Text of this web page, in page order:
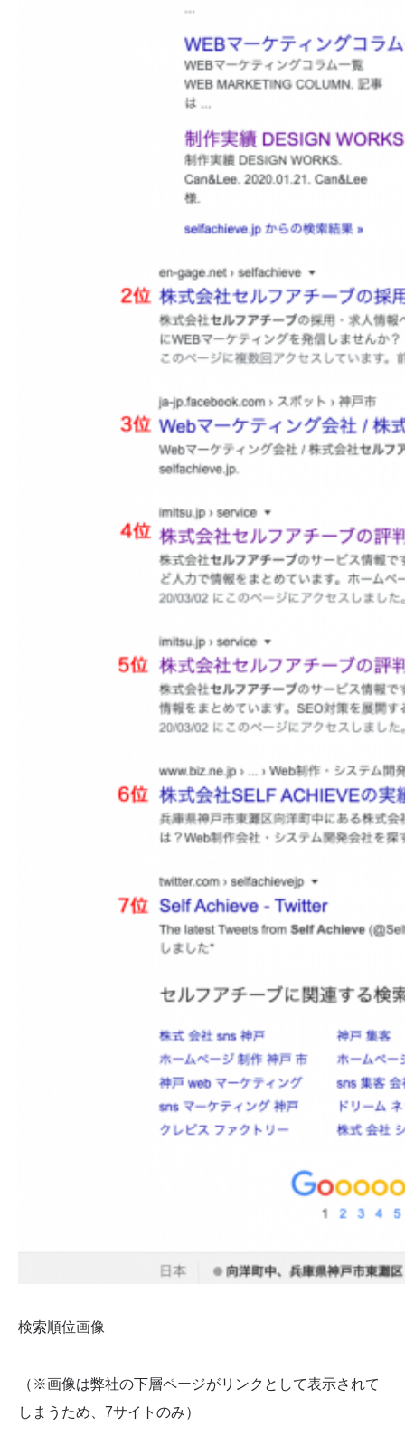
検索順位画像
（※画像は弊社の下層ページがリンクとして表示されて
しまうため、7サイトのみ）